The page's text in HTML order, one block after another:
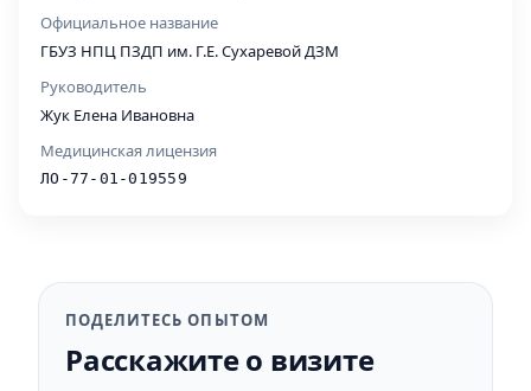
Официальное название
ГБУЗ НПЦ ПЗДП им. Г.Е. Сухаревой ДЗМ
Руководитель
Жук Елена Ивановна
Медицинская лицензия
ЛО-77-01-019559
ПОДЕЛИТЕСЬ ОПЫТОМ
Расскажите о визите